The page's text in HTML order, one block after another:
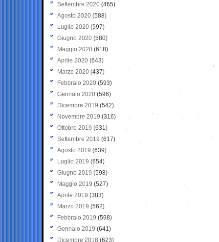
Settembre 2020(465)
Agosto 2020 (588)
Luglio 2020 (597)
Giugno 2020 (580)
Maggio 2020 (618)
Aprile 2020 (643)
Marzo 2020 (437)
Febbraio 2020 (593)
Gennaio 2020 (596)
Dicembre 2019 (542)
Novembre 2019 (316)
Ottobre 2019 (631)
Settembre 2019 (617)
Agosto 2019 (639)
Luglio 2019 (654)
Giugno 2019 (598)
Maggio 2019 (527)
Aprile 2019 (383)
Marzo 2019 (562)
Febbraio 2019 (598)
Gennaio 2019 (641)
Dicembre 2018 (623)